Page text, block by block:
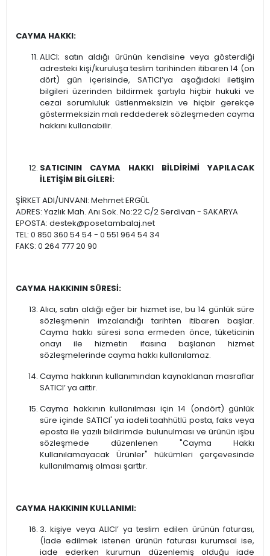
CAYMA HAKKI:
ALICI; satın aldığı ürünün kendisine veya gösterdiği
adresteki kişi/kuruluşa teslim tarihinden itibaren 14 (on
dört) gün içerisinde, SATICI’ya aşağıdaki iletişim
bilgileri üzerinden bildirmek şartıyla hiçbir hukuki ve
cezai sorumluluk üstlenmeksizin ve hiçbir gerekçe
göstermeksizin malı reddederek sözleşmeden cayma
hakkını kullanabilir.
SATICININ CAYMA HAKKI BİLDİRİMİ YAPILACAK
İLETİŞİM BİLGİLERİ:
ŞİRKET ADI/UNVANI: Mehmet ERGÜL
ADRES: Yazlık Mah. Anı Sok. No:22 C/2 Serdivan - SAKARYA
EPOSTA: destek@posetambalaj.net
TEL: 0 850 360 54 54 - 0 551 964 54 34
FAKS: 0 264 777 20 90
CAYMA HAKKININ SÜRESİ:
Alıcı, satın aldığı eğer bir hizmet ise, bu 14 günlük süre
sözleşmenin imzalandığı tarihten itibaren başlar.
Cayma hakkı süresi sona ermeden önce, tüketicinin
onayı ile hizmetin ifasına başlanan hizmet
sözleşmelerinde cayma hakkı kullanılamaz.
Cayma hakkının kullanımından kaynaklanan masraflar
SATICI’ ya aittir.
Cayma hakkının kullanılması için 14 (ondört) günlük
süre içinde SATICI' ya iadeli taahhütlü posta, faks veya
eposta ile yazılı bildirimde bulunulması ve ürünün işbu
sözleşmede düzenlenen "Cayma Hakkı
Kullanılamayacak Ürünler" hükümleri çerçevesinde
kullanılmamış olması şarttır.
CAYMA HAKKININ KULLANIMI:
3. kişiye veya ALICI’ ya teslim edilen ürünün faturası,
(İade edilmek istenen ürünün faturası kurumsal ise,
iade ederken kurumun düzenlemiş olduğu iade